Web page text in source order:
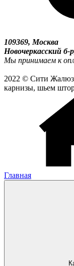
109369, Москва
Новочеркасский б-
Мы принимаем к
2022 © Сити
карнизы, шьем
Главная